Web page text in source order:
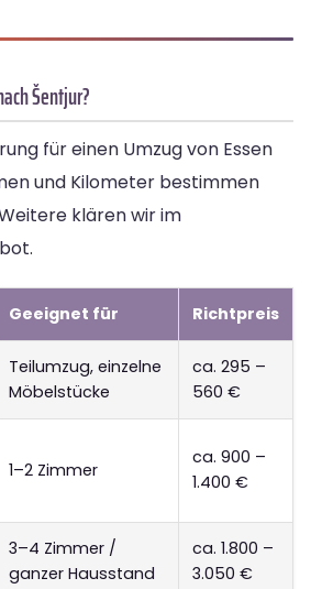
Šentjur?
für einen Umzug von Essen
und Kilometer bestimmen
klären wir im
Geeignet für Richtpreis
Teilumzug, einzelne
Möbelstücke
ca. 295 –
560 €
1–2 Zimmer
ca. 900 –
1.400 €
3–4 Zimmer /
ganzer Hausstand
ca. 1.800 –
3.050 €